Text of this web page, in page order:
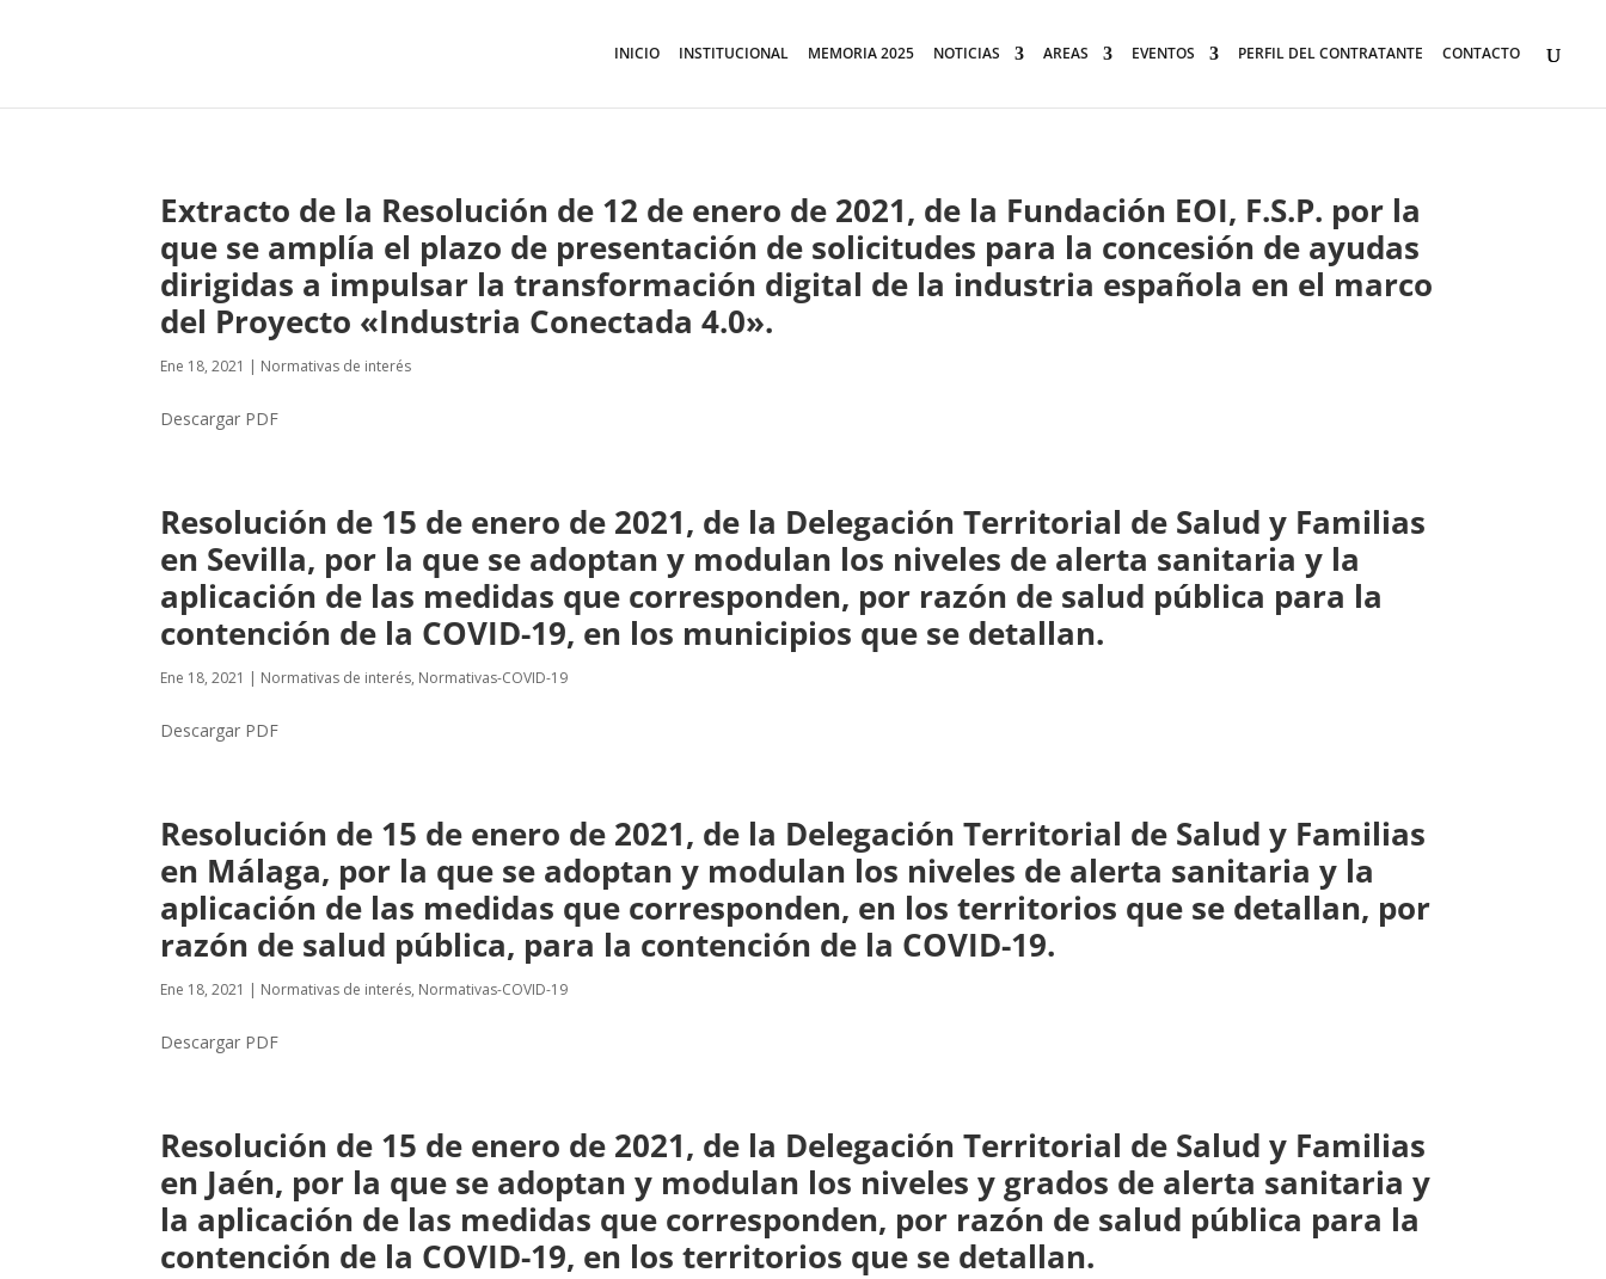
INICIO INSTITUCIONAL MEMORIA 2025 NOTICIAS AREAS EVENTOS PERFIL DEL CONTRATANTE CONTACTO
Extracto de la Resolución de 12 de enero de 2021, de la Fundación EOI, F.S.P. por la
que se amplía el plazo de presentación de solicitudes para la concesión de ayudas
dirigidas a impulsar la transformación digital de la industria española en el marco
del Proyecto «Industria Conectada 4.0».
Ene 18, 2021 | Normativas de interés
Descargar PDF
Resolución de 15 de enero de 2021, de la Delegación Territorial de Salud y Familias
en Sevilla, por la que se adoptan y modulan los niveles de alerta sanitaria y la
aplicación de las medidas que corresponden, por razón de salud pública para la
contención de la COVID-19, en los municipios que se detallan.
Ene 18, 2021 | Normativas de interés, Normativas-COVID-19
Descargar PDF
Resolución de 15 de enero de 2021, de la Delegación Territorial de Salud y Familias
en Málaga, por la que se adoptan y modulan los niveles de alerta sanitaria y la
aplicación de las medidas que corresponden, en los territorios que se detallan, por
razón de salud pública, para la contención de la COVID-19.
Ene 18, 2021 | Normativas de interés, Normativas-COVID-19
Descargar PDF
Resolución de 15 de enero de 2021, de la Delegación Territorial de Salud y Familias
en Jaén, por la que se adoptan y modulan los niveles y grados de alerta sanitaria y
la aplicación de las medidas que corresponden, por razón de salud pública para la
contención de la COVID-19, en los territorios que se detallan.